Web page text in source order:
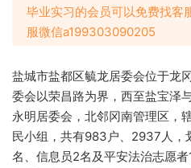
毕业实习的会员可以免费找客
服微信a199303090205
盐城市盐都区毓龙居委会位于龙
委会以荣昌路为界，西至盐宝泽
永明居委会，北邻冈南管理区，
民小组，共有983户、2937人，
名、信息员2名及平安法治志愿